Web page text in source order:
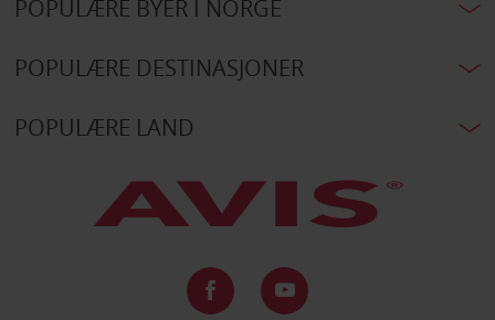
POPULÆRE BYER I NORGE
POPULÆRE DESTINASJONER
POPULÆRE LAND